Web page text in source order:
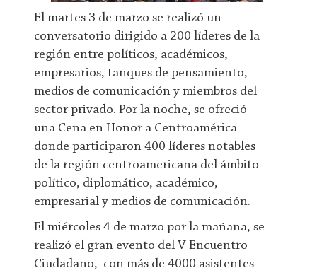
El martes 3 de marzo se realizó un
conversatorio dirigido a 200 líderes de la
región entre políticos, académicos,
empresarios, tanques de pensamiento,
medios de comunicación y miembros del
sector privado. Por la noche, se ofreció
una Cena en Honor a Centroamérica
donde participaron 400 líderes notables
de la región centroamericana del ámbito
político, diplomático, académico,
empresarial y medios de comunicación.
El miércoles 4 de marzo por la mañana, se
realizó el gran evento del V Encuentro
Ciudadano, con más de 4000 asistentes